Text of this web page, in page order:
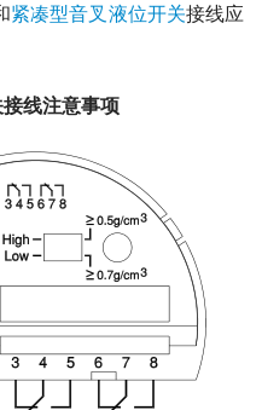
紧凑型音叉液位开关接线应
线注意事项